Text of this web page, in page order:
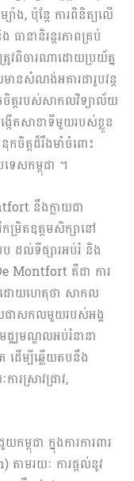
ាង, ប៉ុន្តែ ការពិនិត្យ​លើ​
ធានានិរន្តរភាព​គ្រប់
វពិចារណា​ដោយ​ប្រយ័ត្ន
ានសំណង់អគារជារូបវន្ត
ចិត្ត​របស់សាកលវិទ្យាល័យ
ើតសាខាទីមួយ​របស់ខ្លួន​
ចិត្តដ៏រឹងមាំ​ចំពោះ​
េសកម្ពុជា ។
នឹង​ក្លាយ​ជា​
ម្រិត​ឧត្តមសិក្សានៅ
ប ដល់ទីផ្សារអប់រំ​ និង
Montfort គឺជា​ ការ​
ដោយហេតុថា សាកល
ជាសកលមួយ​របស់អង្គ
ឈមណ្ឌលអប់រំនានា​
ដើម្បីឆ្លើយតបនឹង
ស្រាវជ្រាវ,
ជា ក្នុងការ​ការពារ
ាមរយៈ​ ការ​ផ្តល់នូវ